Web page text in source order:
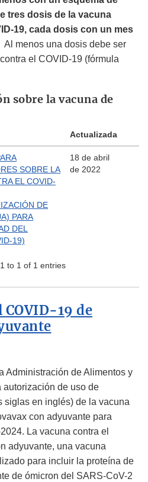
tres dosis de la vacuna
19, cada dosis con un mes
Al menos una dosis debe ser
el COVID-19 (fórmula
sobre la vacuna de
Actualizada
SOBRE LA
EL COVID-
DE
PARA
DEL
19)
18 de abril
de 2022
to 1 of 1 entries
COVID-19 de
Administración de Alimentos y
autorización de uso de
siglas en inglés) de la vacuna
con adyuvante para
La vacuna contra el
adyuvante, una vacuna
para incluir la proteína de
de ómicron del SARS-CoV-2